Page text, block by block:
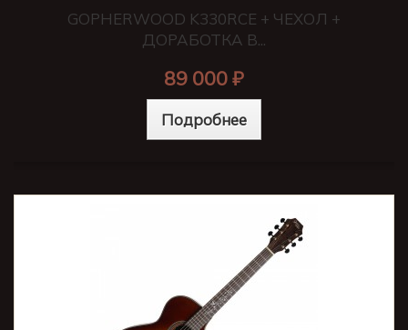
GOPHERWOOD K330RCE + ЧЕХОЛ +
ДОРАБОТКА В...
89 000 ₽
Подробнее